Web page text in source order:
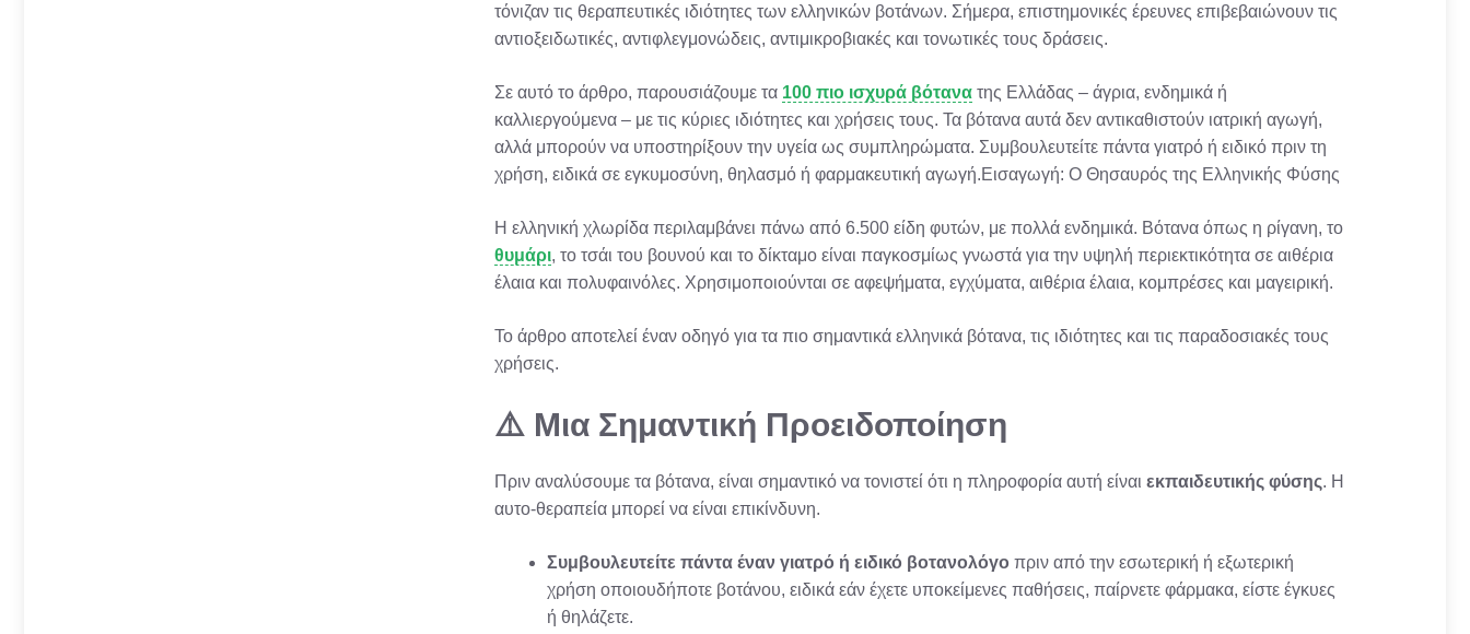
τόνιζαν τις θεραπευτικές ιδιότητες των ελληνικών βοτάνων. Σήμερα, επιστημονικές έρευνες επιβεβαιώνουν τις
αντιοξειδωτικές, αντιφλεγμονώδεις, αντιμικροβιακές και τονωτικές τους δράσεις.
Σε αυτό το άρθρο, παρουσιάζουμε τα 100 πιο ισχυρά βότανα της Ελλάδας – άγρια, ενδημικά ή
καλλιεργούμενα – με τις κύριες ιδιότητες και χρήσεις τους. Τα βότανα αυτά δεν αντικαθιστούν ιατρική αγωγή,
αλλά μπορούν να υποστηρίξουν την υγεία ως συμπληρώματα. Συμβουλευτείτε πάντα γιατρό ή ειδικό πριν τη
χρήση, ειδικά σε εγκυμοσύνη, θηλασμό ή φαρμακευτική αγωγή.Εισαγωγή: Ο Θησαυρός της Ελληνικής Φύσης
Η ελληνική χλωρίδα περιλαμβάνει πάνω από 6.500 είδη φυτών, με πολλά ενδημικά. Βότανα όπως η ρίγανη, το
θυμάρι, το τσάι του βουνού και το δίκταμο είναι παγκοσμίως γνωστά για την υψηλή περιεκτικότητα σε αιθέρια
έλαια και πολυφαινόλες. Χρησιμοποιούνται σε αφεψήματα, εγχύματα, αιθέρια έλαια, κομπρέσες και μαγειρική.
Το άρθρο αποτελεί έναν οδηγό για τα πιο σημαντικά ελληνικά βότανα, τις ιδιότητες και τις παραδοσιακές τους
χρήσεις.
⚠️ Μια Σημαντική Προειδοποίηση
Πριν αναλύσουμε τα βότανα, είναι σημαντικό να τονιστεί ότι η πληροφορία αυτή είναι εκπαιδευτικής φύσης. Η
αυτο-θεραπεία μπορεί να είναι επικίνδυνη.
Συμβουλευτείτε πάντα έναν γιατρό ή ειδικό βοτανολόγο πριν από την εσωτερική ή εξωτερική
χρήση οποιουδήποτε βοτάνου, ειδικά εάν έχετε υποκείμενες παθήσεις, παίρνετε φάρμακα, είστε έγκυες
ή θηλάζετε.